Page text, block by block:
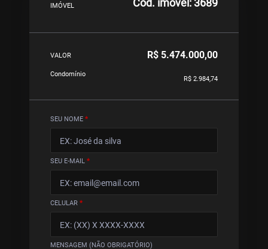
IMÓVEL
VALOR R$ 5.474.000,00
Condomínio
R$ 2.984,74
SEU NOME *
SEU E-MAIL *
CELULAR *
MENSAGEM (NÃO OBRIGATÓRIO)